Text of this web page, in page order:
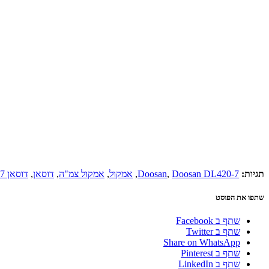
תגיות: Doosan, Doosan DL420-7
, אמקול, אמקול צמ"ה, דוסאן, דוסאן DL420-7
שתפו את הפוסט
שתף ב Facebook
שתף ב Twitter
Share on WhatsApp
שתף ב Pinterest
שתף ב LinkedIn